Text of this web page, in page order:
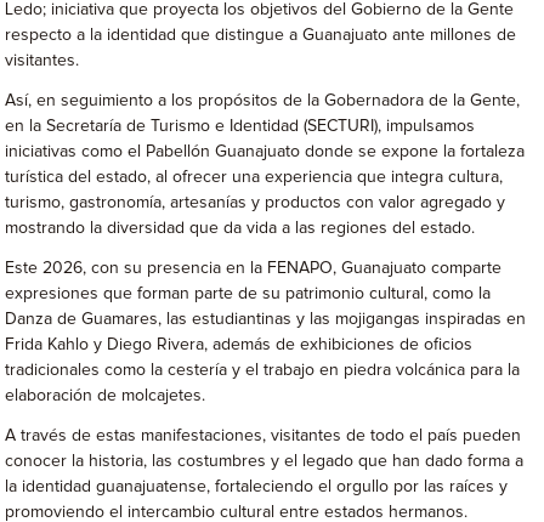
Ledo; iniciativa que proyecta los objetivos del Gobierno de la Gente
respecto a la identidad que distingue a Guanajuato ante millones de
visitantes.
Así, en seguimiento a los propósitos de la Gobernadora de la Gente,
en la Secretaría de Turismo e Identidad (SECTURI), impulsamos
iniciativas como el Pabellón Guanajuato donde se expone la fortaleza
turística del estado, al ofrecer una experiencia que integra cultura,
turismo, gastronomía, artesanías y productos con valor agregado y
mostrando la diversidad que da vida a las regiones del estado.
Este 2026, con su presencia en la FENAPO, Guanajuato comparte
expresiones que forman parte de su patrimonio cultural, como la
Danza de Guamares, las estudiantinas y las mojigangas inspiradas en
Frida Kahlo y Diego Rivera, además de exhibiciones de oficios
tradicionales como la cestería y el trabajo en piedra volcánica para la
elaboración de molcajetes.
A través de estas manifestaciones, visitantes de todo el país pueden
conocer la historia, las costumbres y el legado que han dado forma a
la identidad guanajuatense, fortaleciendo el orgullo por las raíces y
promoviendo el intercambio cultural entre estados hermanos.